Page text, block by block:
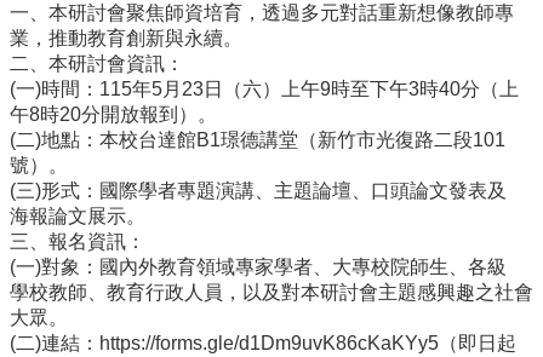
校
園
動
態
行
政
處
室
課
程
專
區
一、本研討會聚焦師資培育，透過多元對話重新想像教師專
業，推動教育創新與永續。
二、本研討會資訊：
(一)時間：115年5月23日（六）上午9時至下午3時40分（上
午8時20分開放報到）。
(二)地點：本校台達館B1璟德講堂（新竹市光復路二段101
號）。
(三)形式：國際學者專題演講、主題論壇、口頭論文發表及
海報論文展示。
三、報名資訊：
(一)對象：國內外教育領域專家學者、大專校院師生、各級
學校教師、教育行政人員，以及對本研討會主題感興趣之社會
大眾。
(二)連結：https://forms.gle/d1Dm9uvK86cKaKYy5（即日起